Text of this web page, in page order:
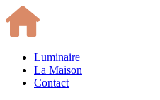
Luminaire
La Maison
Contact